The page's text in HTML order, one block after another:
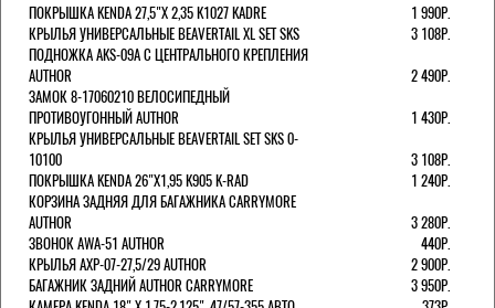
ПОКРЫШКА KENDA 27,5"Х 2,35 K1027 KADRE
1 990Р.
КРЫЛЬЯ УНИВЕРСАЛЬНЫЕ BEAVERTAIL XL SET SKS
3 108Р.
ПОДНОЖКА AKS-09A C ЦЕНТРАЛЬНОГО КРЕПЛЕНИЯ
AUTHOR
2 490Р.
ЗАМОК 8-17060210 ВЕЛОСИПЕДНЫЙ
ПРОТИВОУГОННЫЙ AUTHOR
1 430Р.
КРЫЛЬЯ УНИВЕРСАЛЬНЫЕ BEAVERTAIL SET SKS 0-
10100
3 108Р.
ПОКРЫШКА KENDA 26"Х1,95 K905 K-RAD
1 240Р.
КОРЗИНА ЗАДНЯЯ ДЛЯ БАГАЖНИКА CARRYMORE
AUTHOR
3 280Р.
ЗВОНОК AWA-51 AUTHOR
440Р.
КРЫЛЬЯ AXP-07-27,5/29 AUTHOR
2 900Р.
БАГАЖНИК ЗАДНИЙ AUTHOR CARRYMORE
3 950Р.